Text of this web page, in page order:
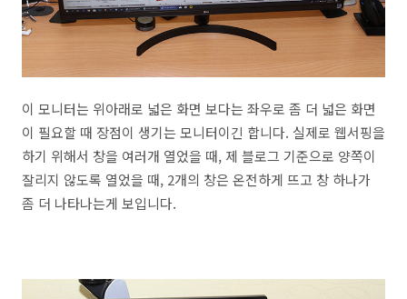
이 모니터는 위아래로 넓은 화면 보다는 좌우로 좀 더 넓은 화면
이 필요할 때 장점이 생기는 모니터이긴 합니다. 실제로 웹서핑을
하기 위해서 창을 여러개 열었을 때, 제 블로그 기준으로 양쪽이
잘리지 않도록 열었을 때, 2개의 창은 온전하게 뜨고 창 하나가
좀 더 나타나는게 보입니다.